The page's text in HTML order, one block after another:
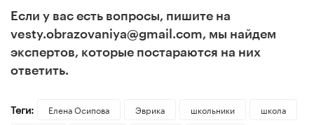
Если у вас есть вопросы, пишите на
vesty.obrazovaniya@gmail.com, мы найдем
экспертов, которые постараются на них
ответить.
Теги: Елена Осипова Эврика школьники
школа